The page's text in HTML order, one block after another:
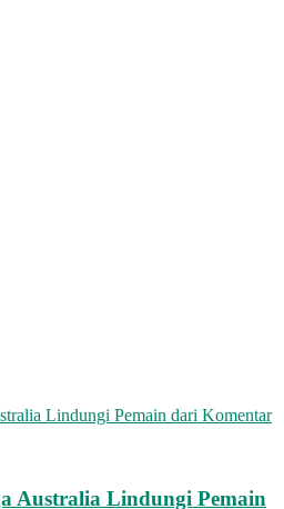
Australia Lindungi Pemain